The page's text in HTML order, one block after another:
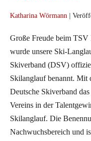
2026/2027
ausgezeichnet
Katharina Wörmann
Große Freude beim TSV
wurde unsere Ski-
Skiverband (DSV)
Skilanglauf benannt. Mit
Deutsche Skiverband
Vereins in der
Skilanglauf. Die
Nachwuchsbereich und